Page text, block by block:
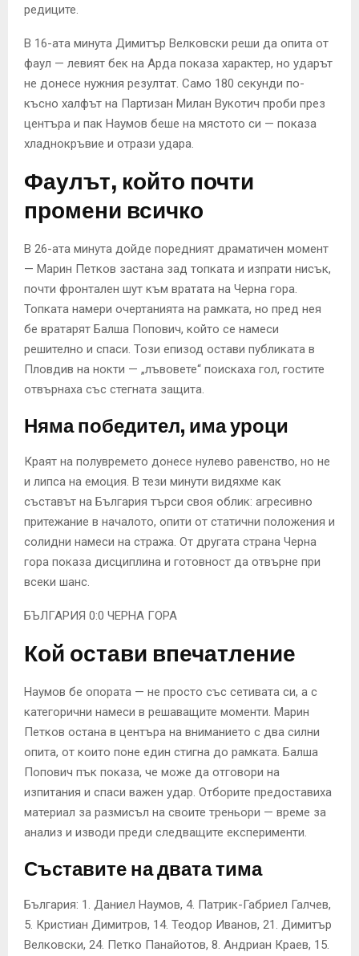
редиците.
В 16-ата минута Димитър Велковски реши да опита от
фаул — левият бек на Арда показа характер, но ударът
не донесе нужния резултат. Само 180 секунди по-
късно халфът на Партизан Милан Вукотич проби през
центъра и пак Наумов беше на мястото си — показа
хладнокръвие и отрази удара.
Фаулът, който почти
промени всичко
В 26-ата минута дойде поредният драматичен момент
— Марин Петков застана зад топката и изпрати нисък,
почти фронтален шут към вратата на Черна гора.
Топката намери очертанията на рамката, но пред нея
бе вратарят Балша Попович, който се намеси
решително и спаси. Този епизод остави публиката в
Пловдив на нокти — „лъвовете“ поискаха гол, гостите
отвърнаха със стегната защита.
Няма победител, има уроци
Краят на полувремето донесе нулево равенство, но не
и липса на емоция. В тези минути видяхме как
съставът на България търси своя облик: агресивно
притежание в началото, опити от статични положения и
солидни намеси на стража. От другата страна Черна
гора показа дисциплина и готовност да отвърне при
всеки шанс.
БЪЛГАРИЯ 0:0 ЧЕРНА ГОРА
Кой остави впечатление
Наумов бе опората — не просто със сетивата си, а с
категорични намеси в решаващите моменти. Марин
Петков остана в центъра на вниманието с два силни
опита, от които поне един стигна до рамката. Балша
Попович пък показа, че може да отговори на
изпитания и спаси важен удар. Отборите предоставиха
материал за размисъл на своите треньори — време за
анализ и изводи преди следващите експерименти.
Съставите на двата тима
България: 1. Даниел Наумов, 4. Патрик-Габриел Галчев,
5. Кристиан Димитров, 14. Теодор Иванов, 21. Димитър
Велковски, 24. Петко Панайотов, 8. Андриан Краев, 15.